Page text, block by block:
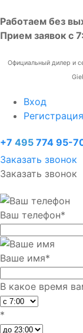
Работаем без
Прием заявок с
Официальный дилер и
Вход
Регистрация
+7 495 774 95-
Заказать звонок
Заказать звонок
Ваш телефон*
Ваше имя*
В какое время
*